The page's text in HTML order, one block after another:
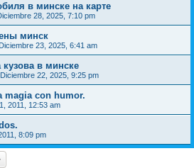
в минске на карте
28, 2025, 7:10 pm
минск
Diciembre 23, 2025, 6:41 am
кузова в минске
Diciembre 22, 2025, 9:25 pm
magia con humor.
2011, 12:53 am
8:09 pm